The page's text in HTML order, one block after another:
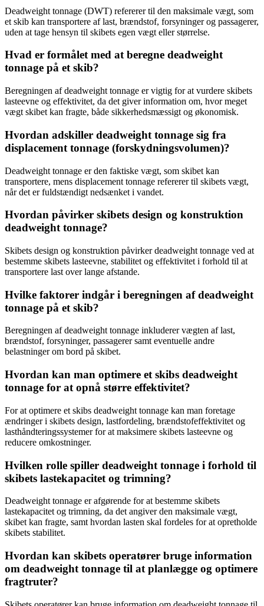
Deadweight tonnage (DWT) refererer til den maksimale vægt, som
et skib kan transportere af last, brændstof, forsyninger og passagerer,
uden at tage hensyn til skibets egen vægt eller størrelse.
Hvad er formålet med at beregne deadweight
tonnage på et skib?
Beregningen af deadweight tonnage er vigtig for at vurdere skibets
lasteevne og effektivitet, da det giver information om, hvor meget
vægt skibet kan fragte, både sikkerhedsmæssigt og økonomisk.
Hvordan adskiller deadweight tonnage sig fra
displacement tonnage (forskydningsvolumen)?
Deadweight tonnage er den faktiske vægt, som skibet kan
transportere, mens displacement tonnage refererer til skibets vægt,
når det er fuldstændigt nedsænket i vandet.
Hvordan påvirker skibets design og konstruktion
deadweight tonnage?
Skibets design og konstruktion påvirker deadweight tonnage ved at
bestemme skibets lasteevne, stabilitet og effektivitet i forhold til at
transportere last over lange afstande.
Hvilke faktorer indgår i beregningen af deadweight
tonnage på et skib?
Beregningen af deadweight tonnage inkluderer vægten af last,
brændstof, forsyninger, passagerer samt eventuelle andre
belastninger om bord på skibet.
Hvordan kan man optimere et skibs deadweight
tonnage for at opnå større effektivitet?
For at optimere et skibs deadweight tonnage kan man foretage
ændringer i skibets design, lastfordeling, brændstofeffektivitet og
lasthåndteringssystemer for at maksimere skibets lasteevne og
reducere omkostninger.
Hvilken rolle spiller deadweight tonnage i forhold til
skibets lastekapacitet og trimning?
Deadweight tonnage er afgørende for at bestemme skibets
lastekapacitet og trimning, da det angiver den maksimale vægt,
skibet kan fragte, samt hvordan lasten skal fordeles for at opretholde
skibets stabilitet.
Hvordan kan skibets operatører bruge information
om deadweight tonnage til at planlægge og optimere
fragtruter?